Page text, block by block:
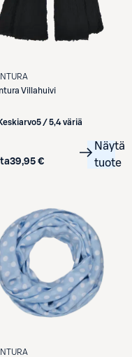
Villahuivi
5 / 5,4 väriä
39,95 €
Näytä
tuote